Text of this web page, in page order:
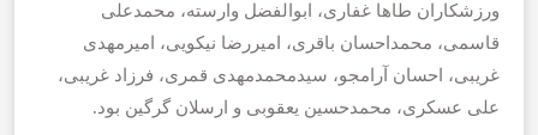
ورزشکاران طاها غفاری، ابوالفضل وارسته، محمدعلی
قاسمی، محمداحسان باقری، امیررضا نیکویی، امیرمهدی
غریبی، احسان آرامجو، سیدمحمدمهدی قمری، فرزاد غریبی،
علی عسکری، محمدحسین یعقوبی و ارسلان گرگین بود.